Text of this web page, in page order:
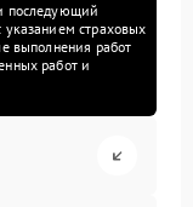
последующий
указанием страховых
выполнения работ
работ и